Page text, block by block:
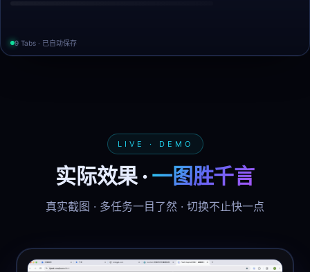
9 Tabs · 已自动保存
LIVE · DEMO
实际效果 ·一图胜千言
真实截图 · 多任务一目了然 · 切换不止快一点